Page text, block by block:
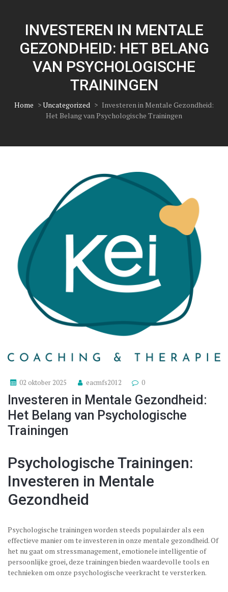
INVESTEREN IN MENTALE
GEZONDHEID: HET BELANG
VAN PSYCHOLOGISCHE
TRAININGEN
Home >Uncategorized > Investeren in Mentale Gezondheid:
Het Belang van Psychologische Trainingen
02 oktober 2025 eacmfs2012 0
Investeren in Mentale Gezondheid:
Het Belang van Psychologische
Trainingen
Psychologische Trainingen:
Investeren in Mentale
Gezondheid
Psychologische trainingen worden steeds populairder als een
effectieve manier om te investeren in onze mentale gezondheid. Of
het nu gaat om stressmanagement, emotionele intelligentie of
persoonlijke groei, deze trainingen bieden waardevolle tools en
technieken om onze psychologische veerkracht te versterken.